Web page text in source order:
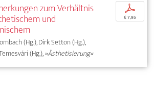
zum Verhältnis
und
(Hg.), Dirk Setton (Hg.),
(Hg.),»Ästhetisierung«
p
€ 7,95